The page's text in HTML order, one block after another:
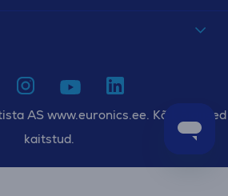
AS www.euronics.ee. Kõik õigused
kaitstud.